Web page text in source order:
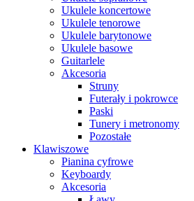
Ukulele koncertowe
Ukulele tenorowe
Ukulele barytonowe
Ukulele basowe
Guitarlele
Akcesoria
Struny
Futerały i pokrowce
Paski
Tunery i metronomy
Pozostałe
Klawiszowe
Pianina cyfrowe
Keyboardy
Akcesoria